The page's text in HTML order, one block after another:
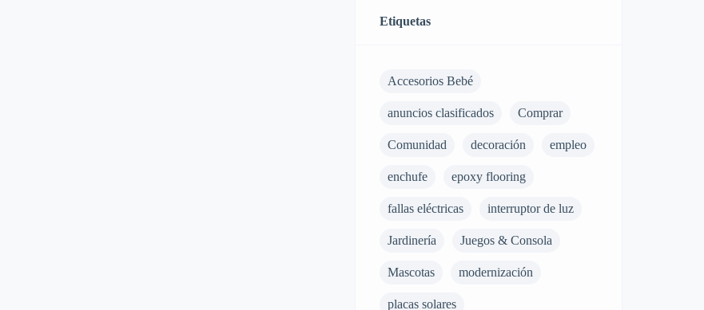
Etiquetas
Accesorios Bebé
anuncios clasificados Comprar
Comunidad decoración empleo
enchufe epoxy flooring
fallas eléctricas interruptor de luz
Jardinería Juegos & Consola
Mascotas modernización
placas solares